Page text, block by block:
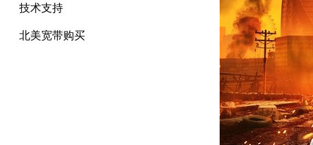
技术支持
北美宽带购买